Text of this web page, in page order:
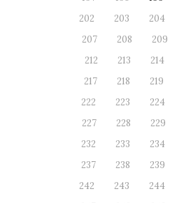
202
203 204
207
208 209
212
213 214
217
218 219
222
223 224
227
228 229
232
233 234
237
238 239
242
243 244